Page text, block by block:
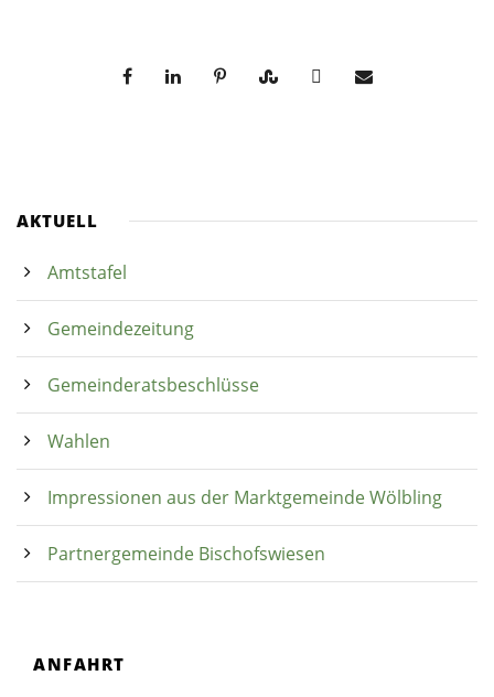
AKTUELL
Amtstafel
Gemeindezeitung
Gemeinderatsbeschlüsse
Wahlen
Impressionen aus der Marktgemeinde Wölbling
Partnergemeinde Bischofswiesen
ANFAHRT